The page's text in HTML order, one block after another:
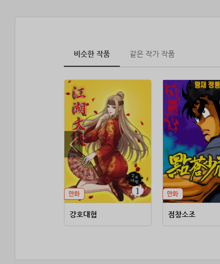
비슷한 작품 같은 작가 작품
강호대협 점창소조